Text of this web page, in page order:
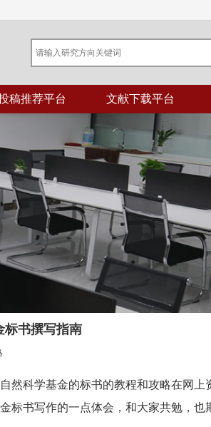
稿推荐平台 文献下载平台
标书撰写指南
然科学基金的标书的教程和攻略在网上
标书写作的一点体会，和大家共勉，也